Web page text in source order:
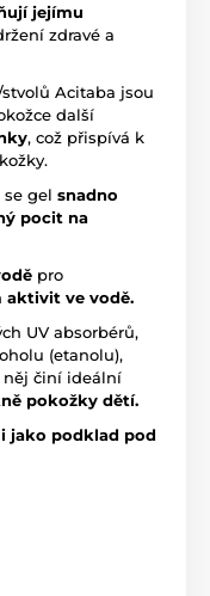
jejímu
zdravé a
Acitaba jsou
další
, což přispívá k
gel snadno
pocit na
pro
aktivit ve vodě.
UV absorbérů,
(etanolu),
něj činí ideální
pokožky dětí.
jako podklad pod